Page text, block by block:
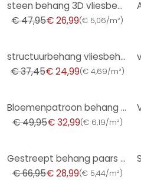
steen behang 3D vliesbehang beige - vliesbehang steen look modern voor woonkamer, hal
€ 47,95€ 26,99(€ 5,06/m²)
structuurbehang vliesbehang Novamur Jackie beige
€ 37,45€ 24,99(€ 4,69/m²)
Bloemenpatroon behang roze wit - bloemen behang speels
€ 49,95€ 32,99(€ 6,19/m²)
Gestreept behang paars grijs PVC-vrij - vliesbehang gestreept van A.S. Création 386654
€ 66,95€ 28,99(€ 5,44/m²)